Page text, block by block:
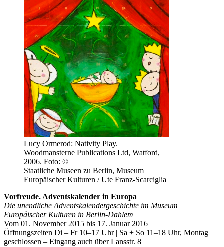
Lucy Ormerod: Nativity Play.
Woodmansterne Publications Ltd, Watford,
2006. Foto: ©
Staatliche Museen zu Berlin, Museum
Europäischer Kulturen / Ute Franz-Scarciglia
Vorfreude. Adventskalender in Europa
Die unendliche Adventskalendergeschichte im Museum
Europäischer Kulturen in Berlin-Dahlem
Vom 01. November 2015 bis 17. Januar 2016
Öffnungszeiten Di – Fr 10–17 Uhr | Sa + So 11–18 Uhr, Montag
geschlossen – Eingang auch über Lansstr. 8